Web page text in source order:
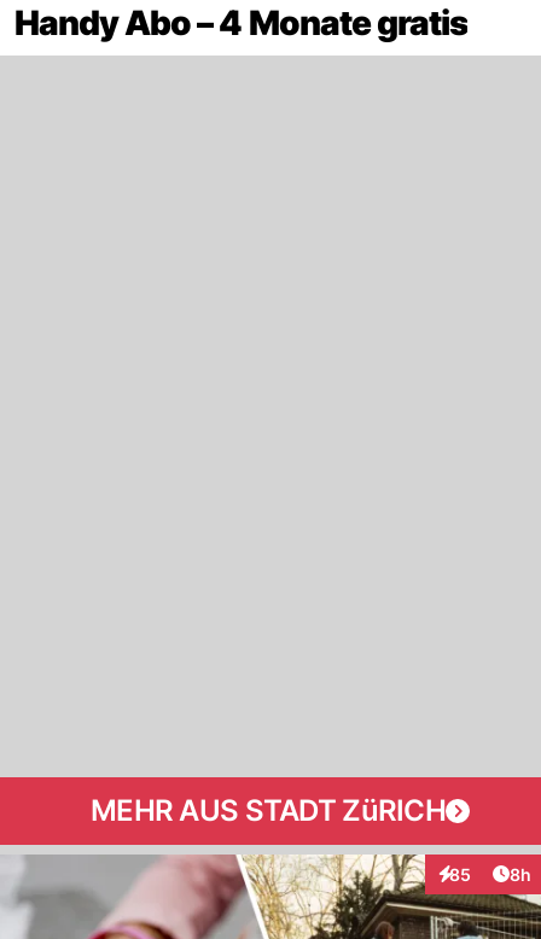
Handy Abo – 4 Monate gratis
MEHR AUS STADT ZüRICH
85
Interaktionen
8h